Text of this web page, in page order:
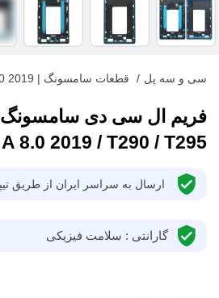
سی و سه پل / قطعات سامسونگ | Samsung 2019
8.0 2019 / T290 / T295
ارسال به سراسر ایران از طریق تیپاکس فقط
گارانتی : سلامت فیزیکی